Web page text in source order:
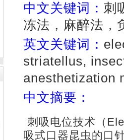
中文关键词： 刺
冻法，麻醉法，
英文关键词：
striatellus,
anesthetization
中文摘要：
刺吸电位技术（
吸式口器昆虫的口